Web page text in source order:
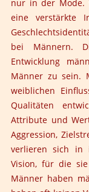
nur in der Mode.
eine verstärkte
bei Männern.
Entwicklung
Männer zu sein.
weiblichen
Qualitäten
Attribute und
Aggression,
verlieren sich in
Vision, für die
Männer haben